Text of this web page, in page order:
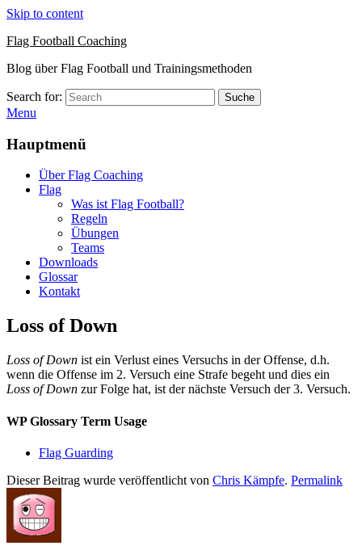
Skip to content
Flag Football Coaching
Blog über Flag Football und Trainingsmethoden
Search for: Suche
Menu
Hauptmenü
Über Flag Coaching
Flag
Was ist Flag Football?
Regeln
Übungen
Teams
Downloads
Glossar
Kontakt
Loss of Down
Loss of Down ist ein Verlust eines Versuchs in der Offense, d.h.
wenn die Offense im 2. Versuch eine Strafe begeht und dies ein
Loss of Down zur Folge hat, ist der nächste Versuch der 3. Versuch.
WP Glossary Term Usage
Flag Guarding
Dieser Beitrag wurde veröffentlicht von Chris Kämpfe. Permalink